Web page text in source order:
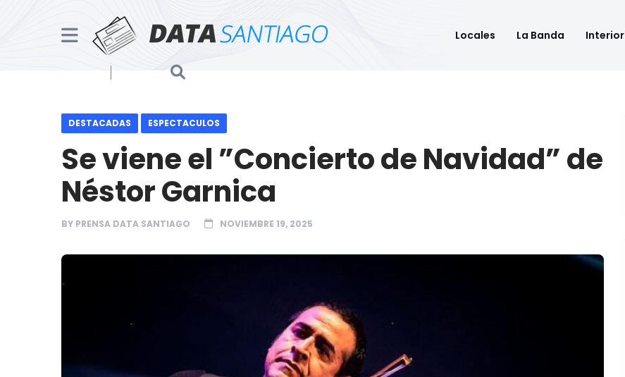
Locales La Banda Interior
DESTACADAS ESPECTACULOS
Se viene el ”Concierto de Navidad” de
Néstor Garnica
BY PRENSA DATA SANTIAGO NOVIEMBRE 19, 2025